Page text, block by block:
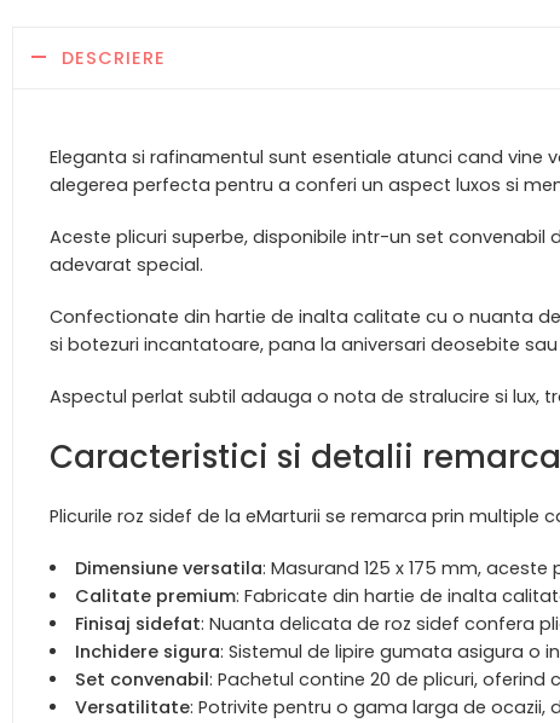
DESCRIERE
Eleganta si rafinamentul sunt esentiale atunci cand vine
alegerea perfecta pentru a conferi un aspect luxos si
Aceste plicuri superbe, disponibile intr-un set
adevarat special.
Confectionate din hartie de inalta calitate cu o nuanta
si botezuri incantatoare, pana la aniversari deosebite
Aspectul perlat subtil adauga o nota de stralucire si
Caracteristici si detalii
Plicurile roz sidef de la eMarturii se remarca prin
Dimensiune versatila: Masurand 125 x 175 mm,
Calitate premium: Fabricate din hartie de inalta
Finisaj sidefat: Nuanta delicata de roz sidef confera
Inchidere sigura: Sistemul de lipire gumata asigura o
Set convenabil: Pachetul contine 20 de plicuri,
Versatilitate: Potrivite pentru o gama larga de ocazii,